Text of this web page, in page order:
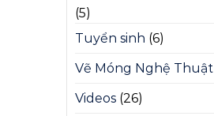
(5)
Tuyển sinh (6)
Vẽ Móng Nghệ Thuật
Videos (26)